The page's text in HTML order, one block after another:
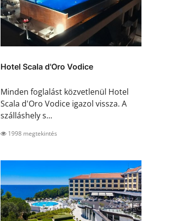
Hotel Scala d'Oro Vodice
Minden foglalást közvetlenül Hotel
Scala d'Oro Vodice igazol vissza. A
szálláshely s...
1998 megtekintés